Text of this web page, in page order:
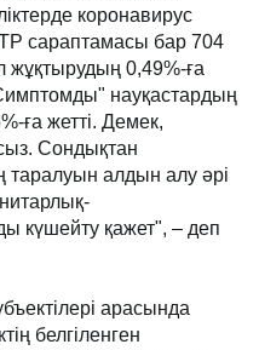
коронавирус
сараптамасы бар 704
жұқтырудың 0,49%-ға
науқастардың
ға жетті. Демек,
Сондықтан
алдын алу әрі
күшейту қажет", – деп
арасында
белгіленген